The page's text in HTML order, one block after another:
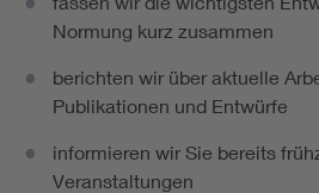
Normung kurz zusammen
berichten wir über aktuelle
Publikationen und Entwürfe
informieren wir Sie bereits
Veranstaltungen